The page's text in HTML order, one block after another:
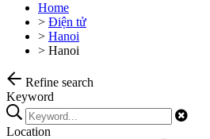
Home
> Điện tử
> Hanoi
> Hanoi
Refine search
Keyword
Location